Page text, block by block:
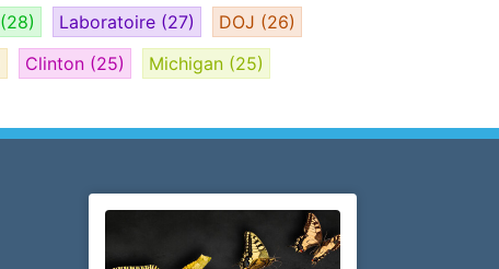
(28) Laboratoire (27) DOJ (26)
Clinton (25) Michigan (25)